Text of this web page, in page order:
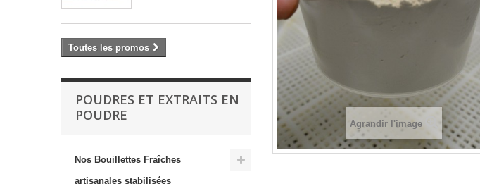
Toutes les promos
POUDRES ET EXTRAITS EN
POUDRE
Nos Bouillettes Fraîches
artisanales stabilisées
Agrandir l'image